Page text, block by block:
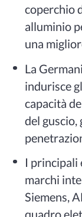
coperchio
alluminio
una
La
indurisce
capacità
del guscio,
I principali
marchi
Siemens,
quadro